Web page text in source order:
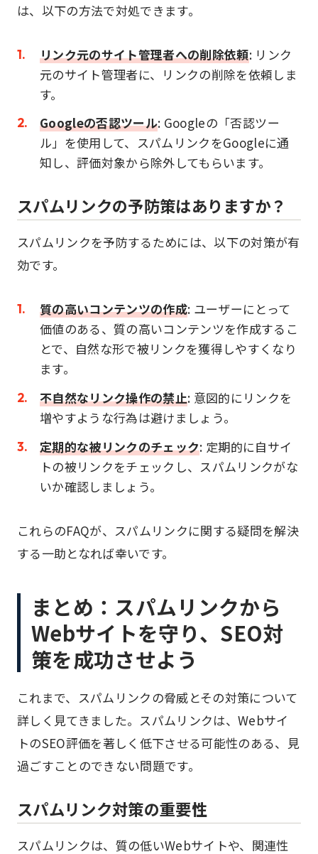
は、以下の方法で対処できます。
リンク元のサイト管理者への削除依頼: リンク
元のサイト管理者に、リンクの削除を依頼しま
す。
Googleの否認ツール: Googleの「否認ツー
ル」を使用して、スパムリンクをGoogleに通
知し、評価対象から除外してもらいます。
スパムリンクの予防策はありますか？
スパムリンクを予防するためには、以下の対策が有
効です。
質の高いコンテンツの作成: ユーザーにとって
価値のある、質の高いコンテンツを作成するこ
とで、自然な形で被リンクを獲得しやすくなり
ます。
不自然なリンク操作の禁止: 意図的にリンクを
増やすような行為は避けましょう。
定期的な被リンクのチェック: 定期的に自サイ
トの被リンクをチェックし、スパムリンクがな
いか確認しましょう。
これらのFAQが、スパムリンクに関する疑問を解決
する一助となれば幸いです。
まとめ：スパムリンクから
Webサイトを守り、SEO対
策を成功させよう
これまで、スパムリンクの脅威とその対策について
詳しく見てきました。スパムリンクは、Webサイ
トのSEO評価を著しく低下させる可能性のある、見
過ごすことのできない問題です。
スパムリンク対策の重要性
スパムリンクは、質の低いWebサイトや、関連性